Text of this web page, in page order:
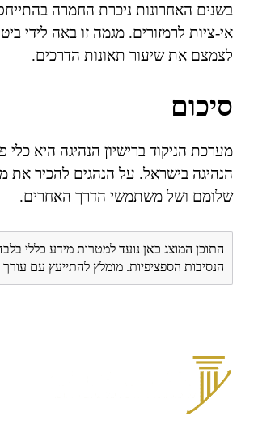
בשנים האחרונות ניכרת החמרה
אי-ציות לרמזורים. מגמה זו באה לידי
לצמצם את שיעור תאונות הדרכים.
סיכום
מערכת הניקוד ברישיון הנהיגה היא
הנהיגה בישראל. על הנהגים להכיר את
שלומם ושל משתמשי הדרך האחרים.
התוכן המוצג כאן נועד למטרות מידע כללי
הנסיבות הספציפיות. מומלץ להתייעץ עם